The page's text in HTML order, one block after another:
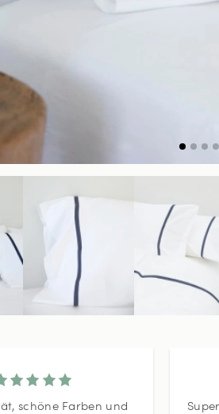
schöne Farben und